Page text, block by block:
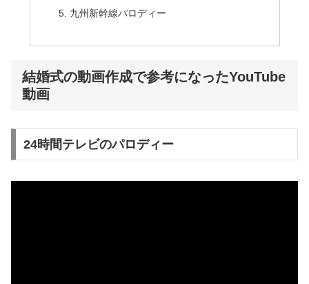
九州新幹線パロディー
結婚式の動画作成で参考になったYouTube
動画
24時間テレビのパロディー